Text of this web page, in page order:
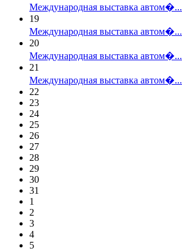
Международная выставка автом�...
19
Международная выставка автом�...
20
Международная выставка автом�...
21
Международная выставка автом�...
22
23
24
25
26
27
28
29
30
31
1
2
3
4
5